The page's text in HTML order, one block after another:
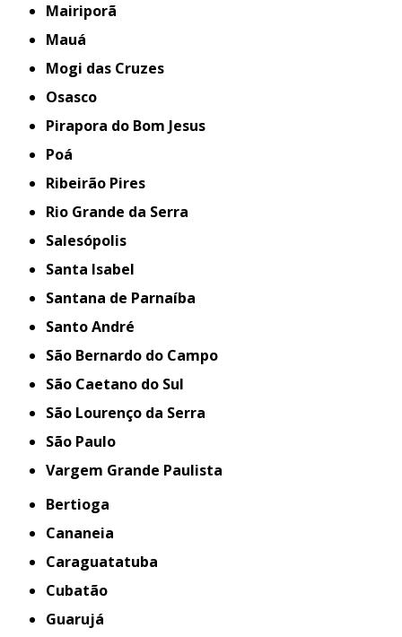
Mairiporã
Mauá
Mogi das Cruzes
Osasco
Pirapora do Bom Jesus
Poá
Ribeirão Pires
Rio Grande da Serra
Salesópolis
Santa Isabel
Santana de Parnaíba
Santo André
São Bernardo do Campo
São Caetano do Sul
São Lourenço da Serra
São Paulo
Vargem Grande Paulista
Bertioga
Cananeia
Caraguatatuba
Cubatão
Guarujá